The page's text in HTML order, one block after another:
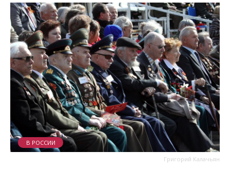
Григорий Калачьян
В РОССИИ